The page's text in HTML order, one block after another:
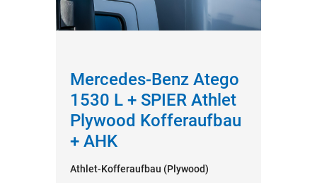
Mercedes-Benz Atego
1530 L + SPIER Athlet
Plywood Kofferaufbau
+ AHK
Athlet-Kofferaufbau (Plywood)